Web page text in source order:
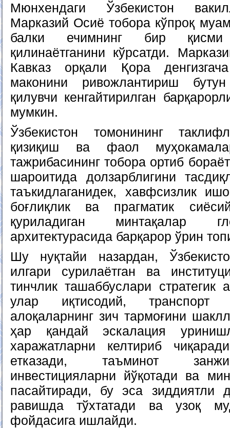
Мюнхендаги Ўзбекистон
Марказий Осиё тобора кўпроқ
балки ечимнинг бир
қилинаётганини кўрсатди.
Кавказ орқали Қора
маконини ривожлантириш
қилувчи кенгайтирилган
мумкин.
Ўзбекистон томонининг
қизиқиш ва фаол
тажрибасининг тобора ортиб
шароитида долзарблигини
таъкидлаганидек, хавфсизлик
боғлиқлик ва прагматик
қуриладиган минтақалар
архитектурасида барқарор ўрин
Шу нуқтайи назардан,
илгари сурилаётган ва
тинчлик ташаббуслари стратегик
улар иқтисодий, транспорт
алоқаларнинг зич тармоғини
ҳар қандай эскалация
харажатларни келтириб
етказади, таъминот
инвестицияларни йўқотади ва
пасайтиради, бу эса зиддиятли
равишда тўхтатади ва узоқ
фойдасига ишлайди.